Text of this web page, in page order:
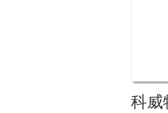
科威